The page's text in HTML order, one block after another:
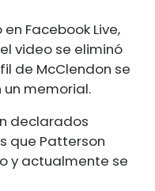
Facebook Live,
video se eliminó
de McClendon se
memorial.
declarados
que Patterson
y actualmente se